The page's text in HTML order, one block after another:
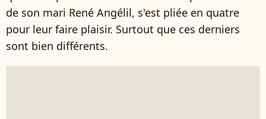
de son mari René Angélil, s'est pliée en quatre
pour leur faire plaisir. Surtout que ces derniers
sont bien différents.